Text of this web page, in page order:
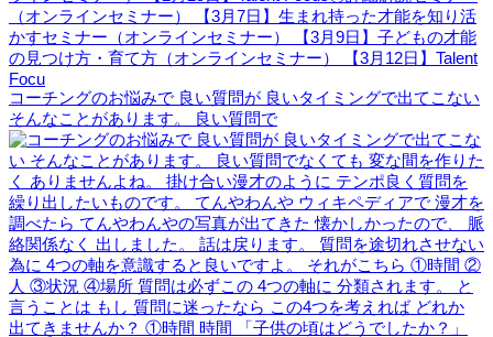
コーチングのお悩みで 良い質問が 良いタイミングで出てこない
そんなことがあります。 良い質問で